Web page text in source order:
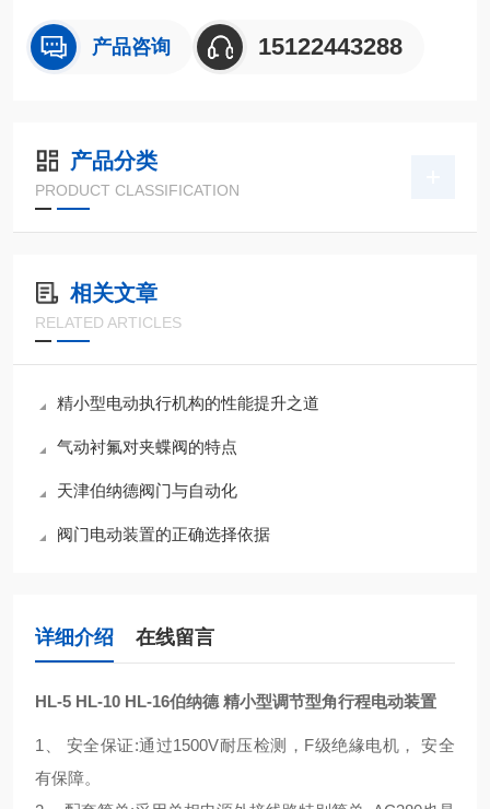
产品咨询 15122443288
产品分类
PRODUCT CLASSIFICATION
相关文章
RELATED ARTICLES
精小型电动执行机构的性能提升之道
气动衬氟对夹蝶阀的特点
天津伯纳德阀门与自动化
阀门电动装置的正确选择依据
详细介绍 在线留言
HL-5 HL-10 HL-16伯纳德 精小型调节型角行程电动装置
1、 安全保证:通过1500V耐压检测，F级绝緣电机， 安全
有保障。